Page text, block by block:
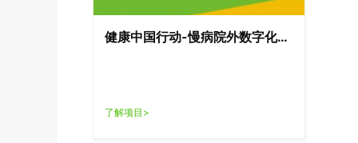
健康中国行动-慢病院外数字化管
了解项目>